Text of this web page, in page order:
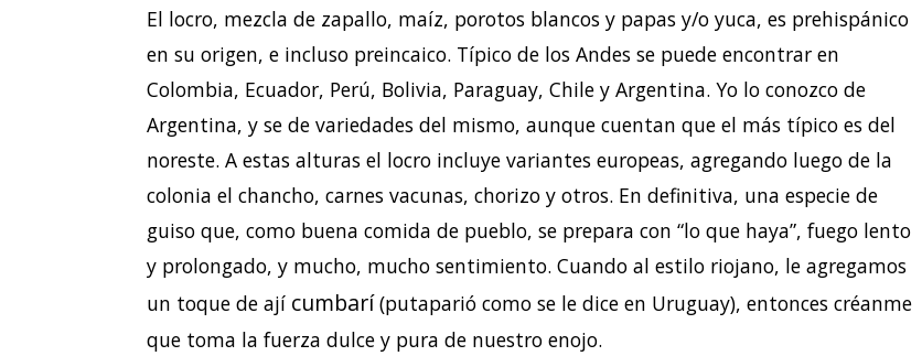
El locro, mezcla de zapallo, maíz, porotos blancos y papas y/o yuca, es prehispánico
en su origen, e incluso preincaico. Típico de los Andes se puede encontrar en
Colombia, Ecuador, Perú, Bolivia, Paraguay, Chile y Argentina. Yo lo conozco de
Argentina, y se de variedades del mismo, aunque cuentan que el más típico es del
noreste. A estas alturas el locro incluye variantes europeas, agregando luego de la
colonia el chancho, carnes vacunas, chorizo y otros. En definitiva, una especie de
guiso que, como buena comida de pueblo, se prepara con “lo que haya”, fuego lento
y prolongado, y mucho, mucho sentimiento. Cuando al estilo riojano, le agregamos
un toque de ají cumbarí(putaparió como se le dice en Uruguay), entonces créanme
que toma la fuerza dulce y pura de nuestro enojo.